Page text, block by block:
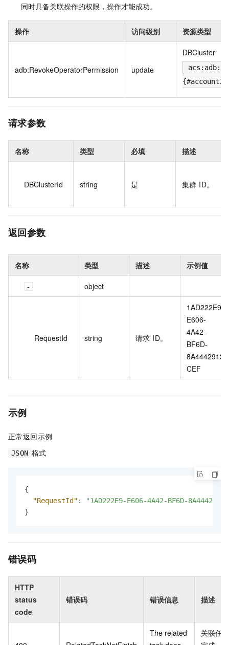
同时具备关联操作的权限，操作才能成功。
操作 访问级别 资源类型
adb:RevokeOperatorPermission update
DBCluster
请求参数
名称 类型 必填 描述
DBClusterId string 是 集群 ID。
返回参数
名称 类型 描述 示例值
object
RequestId string 请求 ID。
1AD222E9-
E606-
4A42-
BF6D-
8A4442913
CEF
示例
正常返回示例
JSON 格式
{
"RequestId" :
"1AD222E9-E606-4A42-BF6D-
}
错误码
HTTP
status
code
错误码 错误信息 描述
The related
关联任